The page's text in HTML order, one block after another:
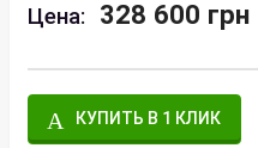
Цена: 328 600 грн
КУПИТЬ В 1 КЛИК